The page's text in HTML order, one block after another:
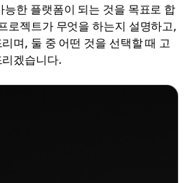
능한 플랫폼이 되는 것을 목표로 합
로젝트가 무엇을 하는지 설명하고,
며, 둘 중 어떤 것을 선택할 때 고
겠습니다.